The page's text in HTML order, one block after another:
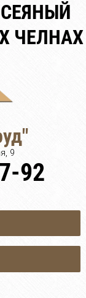
ЧЕЛНАХ
9
92